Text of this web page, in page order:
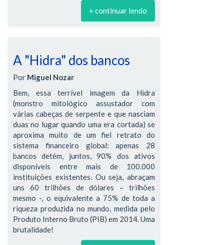
+ continuar lendo
A "Hidra" dos bancos
Por Miguel Nozar
Bem, essa terrível imagem da Hidra
(monstro mitológico assustador com
várias cabeças de serpente e que nasciam
duas no lugar quando uma era cortada) se
aproxima muito de um fiel retrato do
sistema financeiro global: apenas 28
bancos detém, juntos, 90% dos ativos
disponíveis entre mais de 100.000
instituições existentes. Ou seja, abraçam
uns 60 trilhões de dólares – trilhões
mesmo -, o equivalente a 75% de toda a
riqueza produzida no mundo, medida pelo
Produto Interno Bruto (PIB) em 2014. Uma
brutalidade!